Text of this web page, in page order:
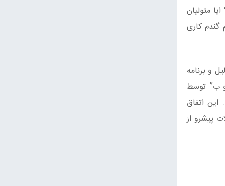
متولیان
کاری
و برنامه
ب” توسط
اتفاق
پیشرو از